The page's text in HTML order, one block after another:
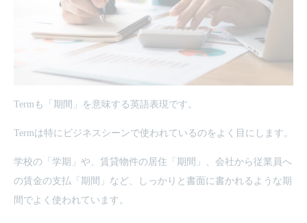
Termも「期間」を意味する英語表現です。
Termは特にビジネスシーンで使われているのをよく目にします。
学校の「学期」や、賃貸物件の居住「期間」、会社から従業員へ
の賃金の支払「期間」など、しっかりと書面に書かれるような期
間でよく使われています。